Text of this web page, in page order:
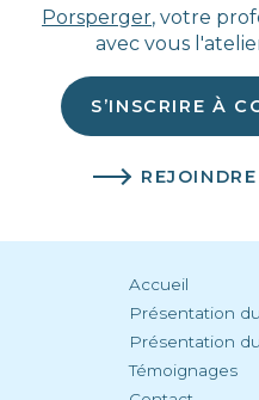
Porsperger, votre
avec vous
S’INSCRIRE À
Accueil
Présentation
Présentation
Témoignages